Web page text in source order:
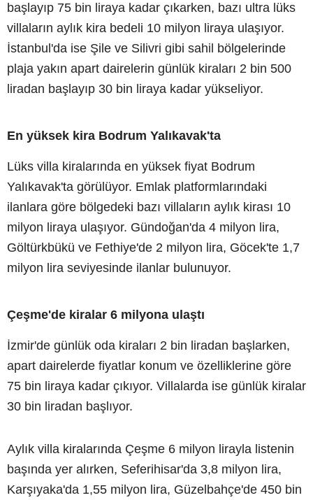
başlayıp 75 bin liraya kadar çıkarken, bazı ultra lüks
villaların aylık kira bedeli 10 milyon liraya ulaşıyor.
İstanbul'da ise Şile ve Silivri gibi sahil bölgelerinde
plaja yakın apart dairelerin günlük kiraları 2 bin 500
liradan başlayıp 30 bin liraya kadar yükseliyor.
En yüksek kira Bodrum Yalıkavak'ta
Lüks villa kiralarında en yüksek fiyat Bodrum
Yalıkavak'ta görülüyor. Emlak platformlarındaki
ilanlara göre bölgedeki bazı villaların aylık kirası 10
milyon liraya ulaşıyor. Gündoğan'da 4 milyon lira,
Göltürkbükü ve Fethiye'de 2 milyon lira, Göcek'te 1,7
milyon lira seviyesinde ilanlar bulunuyor.
Çeşme'de kiralar 6 milyona ulaştı
İzmir'de günlük oda kiraları 2 bin liradan başlarken,
apart dairelerde fiyatlar konum ve özelliklerine göre
75 bin liraya kadar çıkıyor. Villalarda ise günlük kiralar
30 bin liradan başlıyor.
Aylık villa kiralarında Çeşme 6 milyon lirayla listenin
başında yer alırken, Seferihisar'da 3,8 milyon lira,
Karşıyaka'da 1,55 milyon lira, Güzelbahçe'de 450 bin